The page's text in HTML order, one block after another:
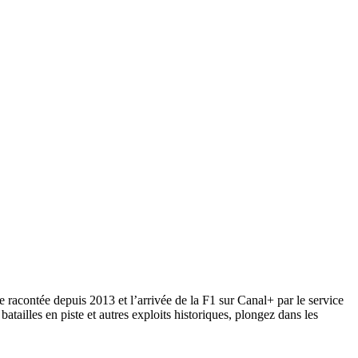
depuis 2013 et l’arrivée de la F1 sur Canal+ par le service
en piste et autres exploits historiques, plongez dans les